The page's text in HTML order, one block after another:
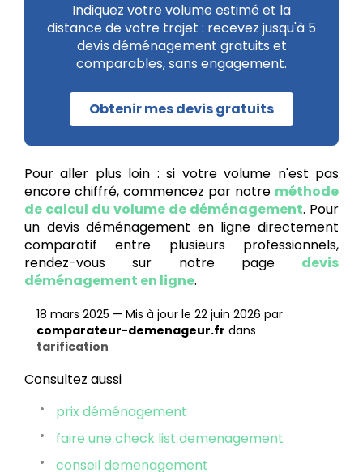
Indiquez votre volume estimé et la
distance de votre trajet : recevez jusqu'à 5
devis déménagement gratuits et
comparables, sans engagement.
Obtenir mes devis gratuits
Pour aller plus loin : si votre volume n'est pas
encore chiffré, commencez par notre méthode
de calcul du volume de déménagement. Pour
un devis déménagement en ligne directement
comparatif entre plusieurs professionnels,
rendez-vous sur notre page devis
déménagement en ligne.
18 mars 2025 — Mis à jour le 22 juin 2026 par
comparateur-demenageur.fr dans
tarification
Consultez aussi
prix déménagement
faire une check list demenagement
conseil demenagement